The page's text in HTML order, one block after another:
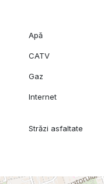
Apă
CATV
Gaz
Internet
Străzi asfaltate